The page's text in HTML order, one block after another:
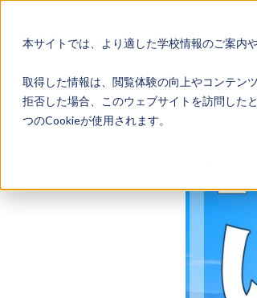
本サイトでは、より適した学校情報のご案内
取得した情報は、閲覧体験の向上やコンテン
拒否した場合、このウェブサイトを訪問した
つのCookieが使用されます。